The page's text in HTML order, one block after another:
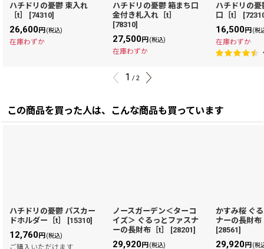
ハチドリの憂鬱 束入れ
［t］
[74310]
26,600円(税込)
在庫わずか
ハチドリの憂鬱 箱まち口
金付き札入れ［t］
[78310]
27,500円(税込)
在庫わずか
ハチドリの
口［t］
[
16,500円(税
在庫わずか
1 / 2
この商品を買った人は、こんな商品も買っています
ハチドリの憂鬱 パスカー
ドホルダー［t］
[15310]
12,760円 (税込)
ノースガーデン＜ターコ
イズ＞ ぐるっとファスナ
ーの長財布［t］
[28201]
29,920円 (税込)
かすみ桜 ぐ
ナーの長財布
[28561]
29,920円 (税